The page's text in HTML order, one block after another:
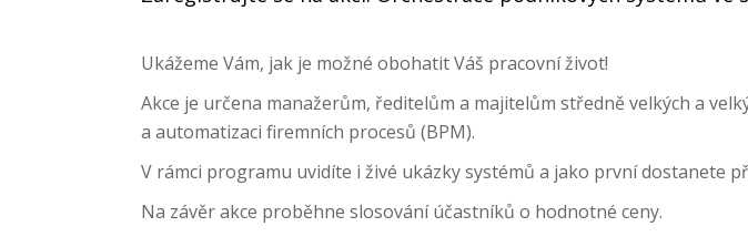
Ukážeme Vám, jak je možné obohatit Váš pracovní život!
Akce je určena manažerům, ředitelům a majitelům středně velkých a
a automatizaci firemních procesů (BPM).
V rámci programu uvidíte i živé ukázky systémů a jako první dostanete
Na závěr akce proběhne slosování účastníků o hodnotné ceny.